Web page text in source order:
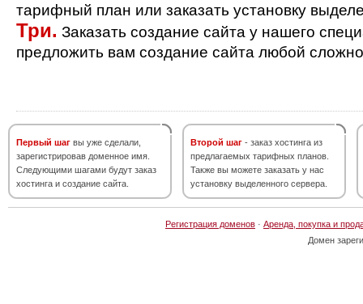
тарифный план или заказать установку
Три. Заказать создание сайта у нашего
предложить вам создание сайта любой
Первый шаг вы уже сделали,
зарегистрировав доменное имя.
Следующими шагами будут заказ
хостинга и создание сайта.
Второй шаг - заказ хостинга из
предлагаемых тарифных планов.
Также вы можете заказать у нас
установку выделенного сервера.
Регистрация доменов · Аренда, покупка и
Домен